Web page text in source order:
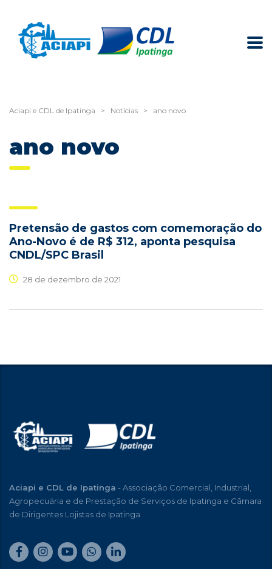
Aciapi e CDL de Ipatinga > Notícias > ano novo
ano novo
Pretensão de gastos com comemoração do
Ano-Novo é de R$ 312, aponta pesquisa
CNDL/SPC Brasil
28 de dezembro de 2021
Aciapi e CDL de Ipatinga - Associação Comercial, Industrial,
Agropecuária e de Prestação de Serviços de Ipatinga e Câmara
de Dirigentes Lojistas de Ipatinga